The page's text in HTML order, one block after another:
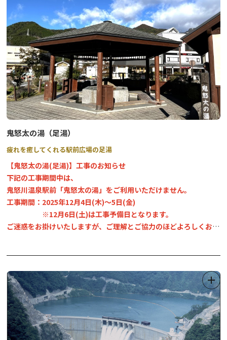
され、奥日光の自然をつくる水の流れや湿原の風景と生きものの様
子を迫力ある大画面でご覧いただける他、高精細な大型映像やAR
を取り入れたジオラマ展示や、英国大使館別荘建築により国際避暑
地の始まりとなった「英国公使アーネストサトウ」と奥日光のかか
わりを描いた映像などもお楽しみいただくことができます。
また、ガイドツアーや、セルフガイド機能が付いたe-bikeのレンタ
ル、低公害バスの運行、英国大使館別荘記念公園の運営など、奥日
光をより楽しめる様々なコンテンツを提供しています。
鬼怒太の湯（足湯）
疲れを癒してくれる駅前広場の足湯
【鬼怒太の湯(足湯)】工事のお知らせ
下記の工事期間中は、
鬼怒川温泉駅前「鬼怒太の湯」をご利用いただけません。
工事期間：2025年12月4日(木)～5日(金)
※12月6日(土)は工事予備日となります。
ご迷惑をお掛けいたしますが、ご理解とご協力のほどよろしくお願
泉のキャラクター・鬼怒太の像が目印です。
泉質はアルカリ性単純温泉で、神経痛、筋肉痛、関節炎などに良い
とされています。
駅に着いてすぐ、足湯に浸かりながら観光プランを考えたり、ひと
息ついたり。帰りの電車に乗る前に、旅の疲れを癒したり・・・。
手湯もお楽しみいただけますので、ハンドケアにもおすすめ。